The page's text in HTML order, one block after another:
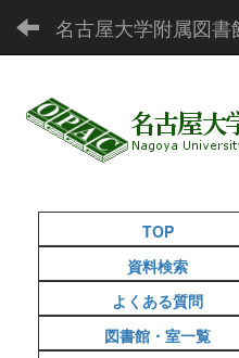
TOP
資料検索
よくある質問
図書館・室一覧